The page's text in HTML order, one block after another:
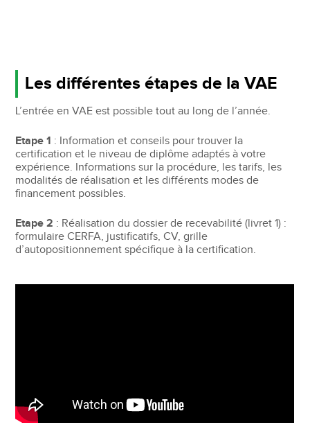
Les différentes étapes de la VAE
L’entrée en VAE est possible tout au long de l’année.
Etape 1 : Information et conseils pour trouver la
certification et le niveau de diplôme adaptés à votre
expérience. Informations sur la procédure, les tarifs, les
modalités de réalisation et les différents modes de
financement possibles.
Etape 2 : Réalisation du dossier de recevabilité (livret 1) :
formulaire CERFA, justificatifs, CV, grille
d’autopositionnement spécifique à la certification.